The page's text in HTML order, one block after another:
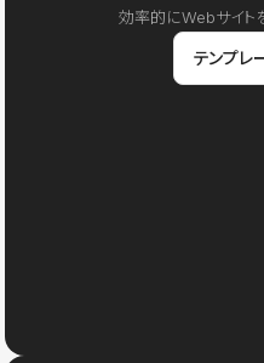
効率的にWebサイト
テンプレ